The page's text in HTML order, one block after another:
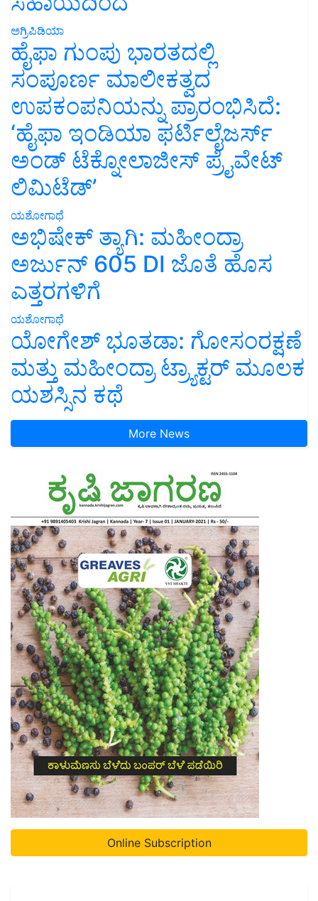
ಅಗ್ರಿಪಿಡಿಯಾ
ಹೈಫಾ ಗುಂಪು ಭಾರತದಲ್ಲಿ
ಸಂಪೂರ್ಣ ಮಾಲೀಕತ್ವದ
ಉಪಕಂಪನಿಯನ್ನು ಪ್ರಾರಂಭಿಸಿದೆ:
‘ಹೈಫಾ ಇಂಡಿಯಾ ಫರ್ಟಿಲೈಜರ್ಸ್
ಅಂಡ್ ಟೆಕ್ನೋಲಾಜೀಸ್ ಪ್ರೈವೇಟ್
ಲಿಮಿಟೆಡ್’
ಯಶೋಗಾಥೆ
ಅಭಿಷೇಕ್ ತ್ಯಾಗಿ: ಮಹೀಂದ್ರಾ
ಅರ್ಜುನ್ 605 DI ಜೊತೆ ಹೊಸ
ಎತ್ತರಗಳಿಗೆ
ಯಶೋಗಾಥೆ
ಯೋಗೇಶ್ ಭೂತಡಾ: ಗೋಸಂರಕ್ಷಣೆ
ಮತ್ತು ಮಹೀಂದ್ರಾ ಟ್ರ್ಯಾಕ್ಟರ್ ಮೂಲಕ
ಯಶಸ್ಸಿನ ಕಥೆ